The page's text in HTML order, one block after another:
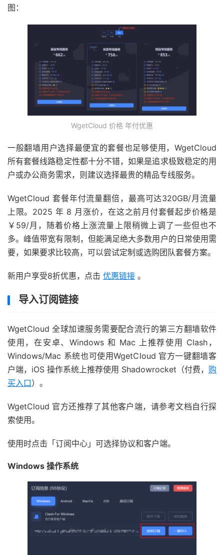
图：
WgetCloud 价格 年付优惠
一般翻墙用户选择最便宜的套餐也足够使用，WgetCloud
所有套餐线路稳定性都十分不错，如果是追求极致稳定的用
户或办公商务需求，则建议选择最贵的精品专线服务。
WgetCloud 套餐年付流量翻倍，最高可达320GB/月流量
上限。2025 年 8 月涨价，在这之前月付套餐起步价格是
￥59/月，随着价格上涨流量上限稍微上调了一些但也不
多。峰值带宽有限制，但能满足绝大多数用户的日常使用需
要，如果要求比较高，可以尝试定制或选购团队套餐方案。
新用户享受8折优惠，点击 优惠链接 。
导入订阅链接
WgetCloud 全球加速服务需要配合流行的第三方翻墙软件
使用，在安卓、Windows 和 Mac 上推荐使用 Clash，
Windows/Mac 系统也可使用WgetCloud 官方一键翻墙客
户端，iOS 操作系统上推荐使用 Shadowrocket（付费， 购
买入口）。
WgetCloud 官方还推荐了其他客户端，请参考文档自行探
索使用。
使用时点击「订阅中心」可选择协议和客户端。
Windows 操作系统